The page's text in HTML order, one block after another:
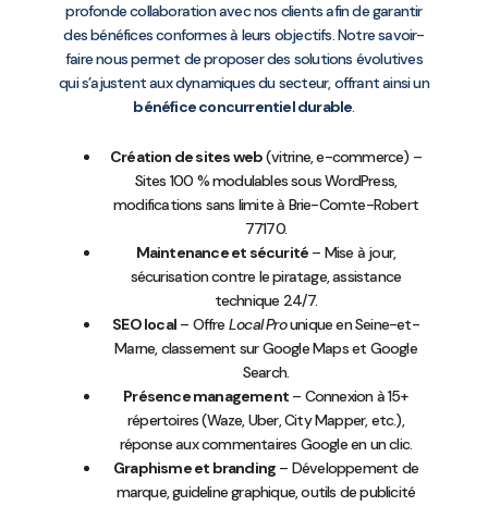
profonde collaboration avec nos clients afin de garantir
des bénéfices conformes à leurs objectifs. Notre savoir-
faire nous permet de proposer des solutions évolutives
qui s’ajustent aux dynamiques du secteur, offrant ainsi un
bénéfice concurrentiel durable.
Création de sites web(vitrine, e-commerce) –
Sites 100 % modulables sous WordPress,
modifications sans limite à Brie-Comte-Robert
77170.
Maintenance et sécurité – Mise à jour,
sécurisation contre le piratage, assistance
technique 24/7.
SEO local – Offre Local Prounique en Seine-et-
Marne, classement sur Google Maps et Google
Search.
Présence management – Connexion à 15+
répertoires (Waze, Uber, City Mapper, etc.),
réponse aux commentaires Google en un clic.
Graphisme et branding – Développement de
marque, guideline graphique, outils de publicité